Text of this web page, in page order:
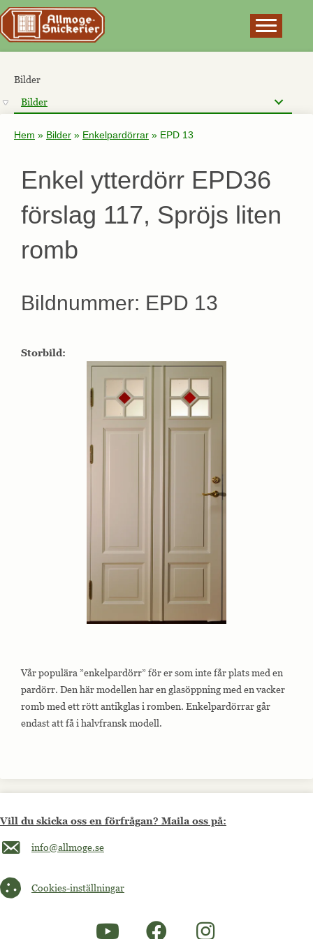
Bilder
Bilder
Hem » Bilder » Enkelpardörrar » EPD 13
Enkel ytterdörr EPD36
förslag 117, Spröjs liten
romb
Bildnummer: EPD 13
Storbild:
Vår populära ”enkelpardörr” för er som inte får plats med en
pardörr. Den här modellen har en glasöppning med en vacker
romb med ett rött antikglas i romben. Enkelpardörrar går
endast att få i halvfransk modell.
Vill du skicka oss en förfrågan? Maila oss på:
Maila oss på info@allmoge.se
info@allmoge.se
Cookies-inställningar
Cookies-inställningar